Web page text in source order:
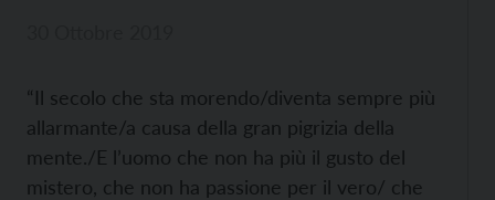
“Il secolo che sta morendo/diventa sempre più
allarmante/a causa della gran pigrizia della
mente./E l’uomo che non ha più il gusto del
mistero, che non ha passione per il vero/ che